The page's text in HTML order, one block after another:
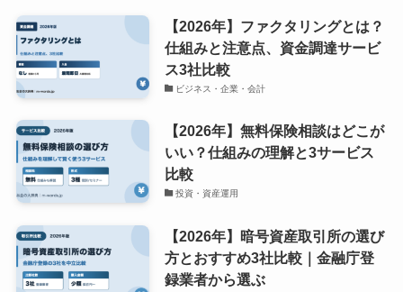
【2026年】ファクタリングとは？
仕組みと注意点、資金調達サービ
ス3社比較
ビジネス・企業・会計
【2026年】無料保険相談はどこが
いい？仕組みの理解と3サービス
比較
投資・資産運用
【2026年】暗号資産取引所の選び
方とおすすめ3社比較｜金融庁登
録業者から選ぶ